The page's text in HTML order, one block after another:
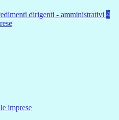
dirigenti - amministrativi 4
imprese